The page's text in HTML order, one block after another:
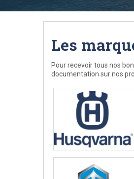
Les
Pour recevoir tous nos
documentation sur nos